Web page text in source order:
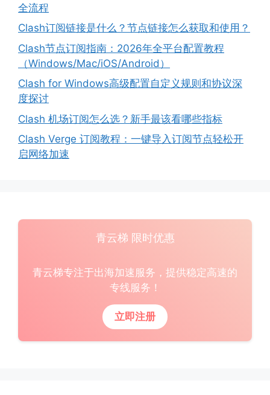
全流程
Clash订阅链接是什么？节点链接怎么获取和使用？
Clash节点订阅指南：2026年全平台配置教程
（Windows/Mac/iOS/Android）
Clash for Windows高级配置自定义规则和协议深
度探讨
Clash 机场订阅怎么选？新手最该看哪些指标
Clash Verge 订阅教程：一键导入订阅节点轻松开
启网络加速
青云梯 限时优惠
青云梯专注于出海加速服务，提供稳定高速的
专线服务！
立即注册